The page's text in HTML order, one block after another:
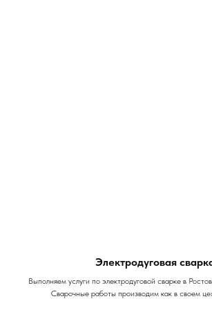
Электродуговая
Выполняем услуги по электродуговой сварке в
Сварочные работы производим как в своем